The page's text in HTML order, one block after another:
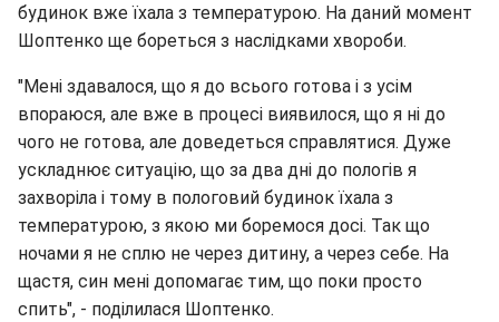
будинок вже їхала з температурою. На даний момент
Шоптенко ще бореться з наслідками хвороби.
"Мені здавалося, що я до всього готова і з усім
впораюся, але вже в процесі виявилося, що я ні до
чого не готова, але доведеться справлятися. Дуже
ускладнює ситуацію, що за два дні до пологів я
захворіла і тому в пологовий будинок їхала з
температурою, з якою ми боремося досі. Так що
ночами я не сплю не через дитину, а через себе. На
щастя, син мені допомагає тим, що поки просто
спить", - поділилася Шоптенко.